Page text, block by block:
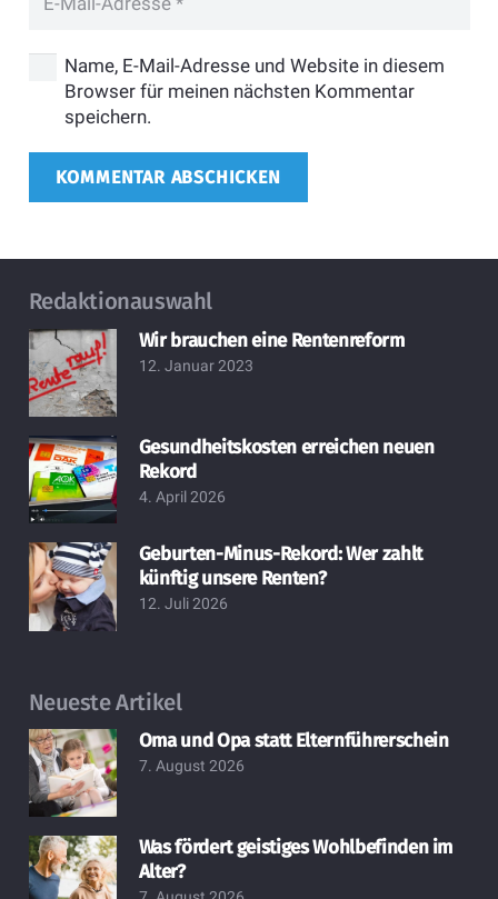
Name, E-Mail-Adresse und Website in diesem
Browser für meinen nächsten Kommentar
speichern.
KOMMENTAR ABSCHICKEN
Redaktionauswahl
Wir brauchen eine Rentenreform
12. Januar 2023
Gesundheitskosten erreichen neuen
Rekord
4. April 2026
Geburten-Minus-Rekord: Wer zahlt
künftig unsere Renten?
12. Juli 2026
Neueste Artikel
Oma und Opa statt Elternführerschein
7. August 2026
Was fördert geistiges Wohlbefinden im
Alter?